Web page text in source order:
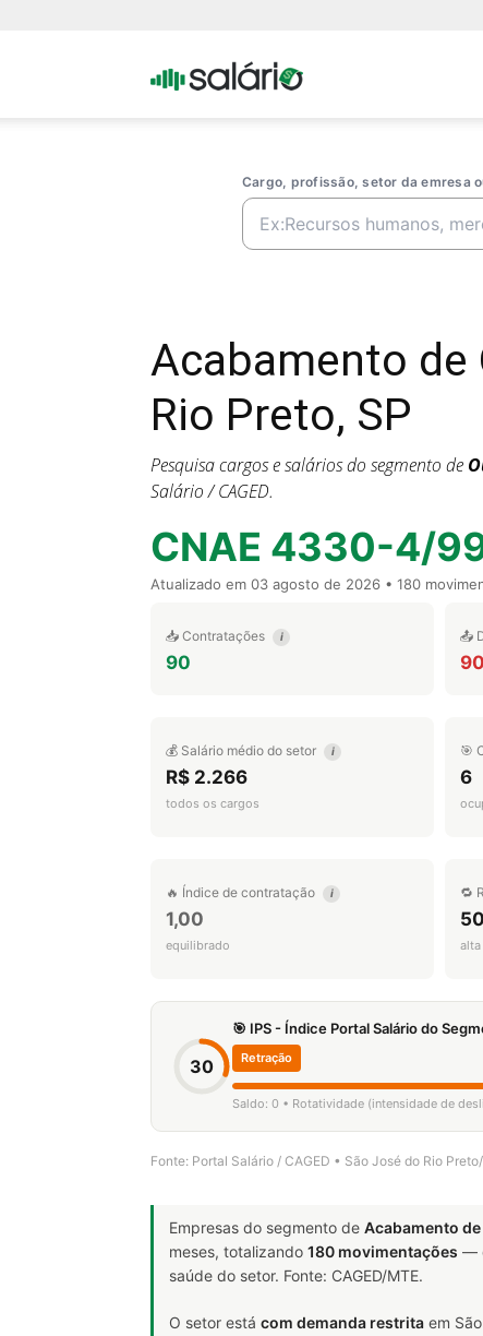
Portal
Cargo, profissão, setor da emresa
Acabamento de
Rio Preto, SP
Pesquisa cargos e salários do segmento de
Salário / CAGED.
CNAE 4330-4/
Atualizado em 03 agosto de 2026 • 180
📥 Contratações i
90
📤
90
💰 Salário médio do setor i
R$ 2.266
todos os cargos
🎯
6
🔥 Índice de contratação i
1,00
equilibrado
🔁
30
🎯 IPS - Índice Portal Salário do
Retração
Saldo: 0 • Rotatividade (intensidade de
Fonte: Portal Salário / CAGED • São José do Rio
Empresas do segmento de Acabamento
meses, totalizando 180 movimentações —
saúde do setor. Fonte: CAGED/MTE.
O setor está com demanda restrita em